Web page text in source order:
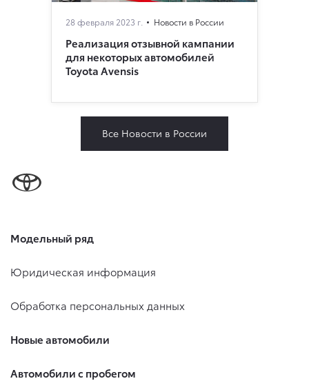
28 февраля 2023 г. Новости в России
Реализация отзывной кампании
для некоторых автомобилей
Toyota Avensis
Все Новости в России
Модельный ряд
Юридическая информация
Обработка персональных данных
Новые автомобили
Автомобили с пробегом